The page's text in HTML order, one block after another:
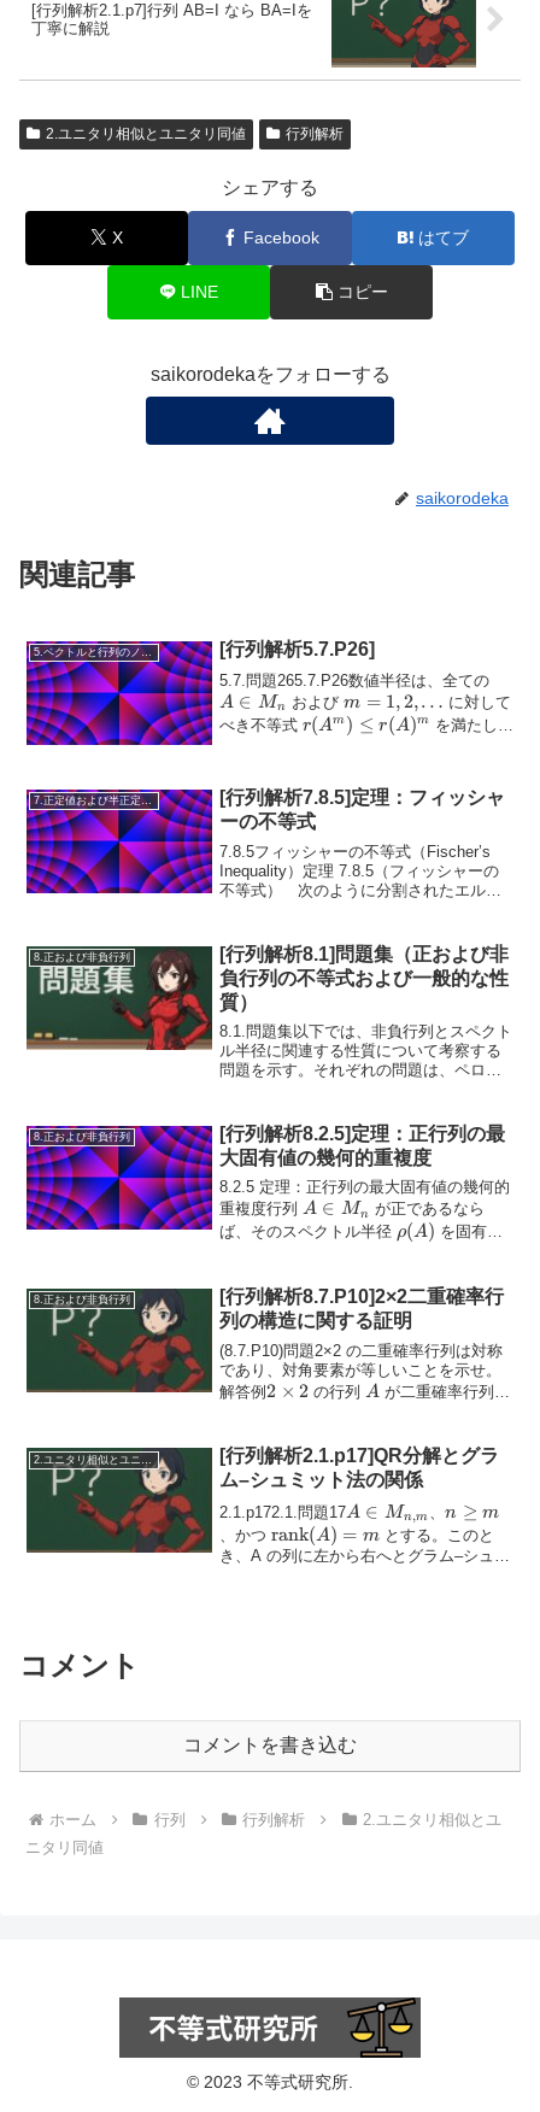
[行列解析2.1.p7]行列 AB=I なら BA=Iを
丁寧に解説
2.ユニタリ相似とユニタリ同値 行列解析
シェアする
X Facebook はてブ
LINE コピー
saikorodekaをフォローする
saikorodeka
関連記事
5.ベクトルと行列のノルム [行列解析5.7.P26]
5.7.問題265.7.P26数値半径は、全ての
\in
M_n
A ∈ Mn およびm =
1, 2,
m = 1,2,… に対して
べき不等式r(A^m)
r(Am ) ≤ r(A)m
を満たしま
7.正定値および半正定値行列
[行列解析7.8.5]定理：フィッシャ
ーの不等式
7.8.5フィッシャーの不等式（Fischer’s
Inequality）定理 7.8.5（フィッシャーの
不等式） 次のように分割されたエルミ
8.正および非負行列
[行列解析8.1]問題集（正および非
負行列の不等式および一般的な性
質）
8.1.問題集以下では、非負行列とスペクト
ル半径に関連する性質について考察する
問題を示す。それぞれの問題は、ペロン–
\in
M_n
行列であり、ある正の整...
8.正および非負行列
[行列解析8.2.5]定理：正行列の最
大固有値の幾何的重複度
8.2.5 定理：正行列の最大固有値の幾何的
重複度行列A
\in
A ∈ Mn が正であるなら
ば、そのスペクトル半径 \rho(A)
ρ(A) を固有値
8.正および非負行列
[行列解析8.7.P10]2×2二重確率行
列の構造に関する証明
(8.7.P10)問題2×2 の二重確率行列は対称
であり、対角要素が等しいことを示せ。
解答例2
2 × 2 の行列 A
A が二重確率行列で
[行列解析2.1.p17]QR分解とグラ
ム–シュミット法の関係
2.1.p172.1.問題17A \in
M_{n,m}
A ∈ Mn,m 、n
\geq
m
n ≥ m
、かつ\mathrm{rank}
(A) = m
rank(A) = mとする。このと
き、A の列に左から右へとグラム–シュミ
コメント
コメントを書き込む
ホーム 行列 行列解析
2.ユニタリ相似とユ
ニタリ同値
© 2023 不等式研究所.